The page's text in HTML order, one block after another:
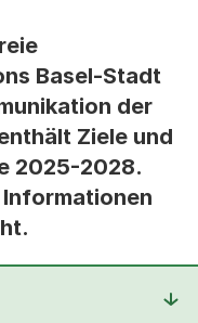
Basel-Stadt
der
Ziele und
2025-2028.